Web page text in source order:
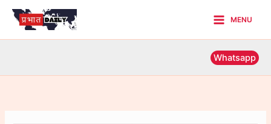
Skip
Menu
MENU
Whatsapp